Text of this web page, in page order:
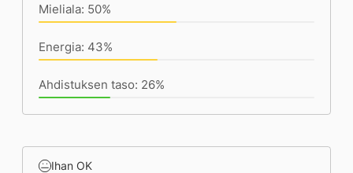
Mieliala: 50%
Energia: 43%
Ahdistuksen taso: 26%
Ihan OK